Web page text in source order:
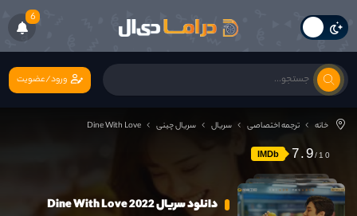
6
ورود/عضویت
خانه ترجمه اختصاصی سریال سریال چینی Dine With Love
IMDb 7.9
دانلود سریال Dine With Love 2022